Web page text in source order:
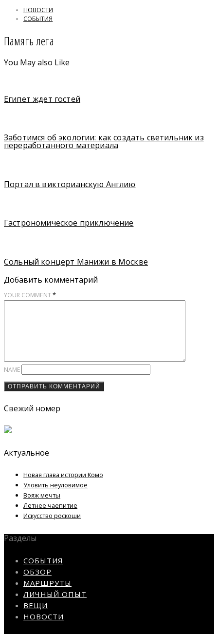
НОВОСТИ
СОБЫТИЯ
Память лета
You May also Like
Египет ждет гостей
Заботимся об экологии: как создать светильник из
переработанного материала
Портал в викторианскую Англию
Гастрономическое приключение
Сольный концерт Манижи в Москве
Добавить комментарий
YOUR COMMENT*
NAME
Свежий номер
Актуальное
Новая глава истории Комо
Уловить неуловимое
Вояж мечты
Летнее чаепитие
Искусство роскоши
Разделы
СОБЫТИЯ
ОБЗОР
МАРШРУТЫ
ЛИЧНЫЙ ОПЫТ
ВЕЩИ
НОВОСТИ